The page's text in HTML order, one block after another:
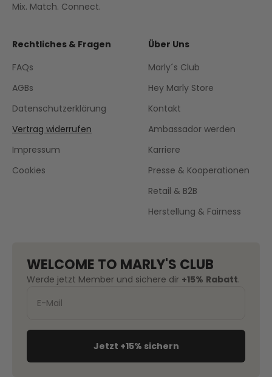
Mix. Match. Connect.
Rechtliches & Fragen
FAQs
AGBs
Datenschutzerklärung
Vertrag widerrufen
Impressum
Cookies
Über Uns
Marly´s Club
Hey Marly Store
Kontakt
Ambassador werden
Karriere
Presse & Kooperationen
Retail & B2B
Herstellung & Fairness
WELCOME TO MARLY'S CLUB
Werde jetzt Member und sichere dir +15% Rabatt.
Jetzt +15% sichern